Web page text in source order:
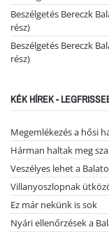
Beszélgetés Bereczk
rész)
Beszélgetés Bereczk
rész)
KÉK HÍREK -
Megemlékezés a hősi
Hárman haltak meg
Veszélyes lehet a
Villanyoszlopnak
Ez már nekünk is sok
Nyári ellenőrzések a